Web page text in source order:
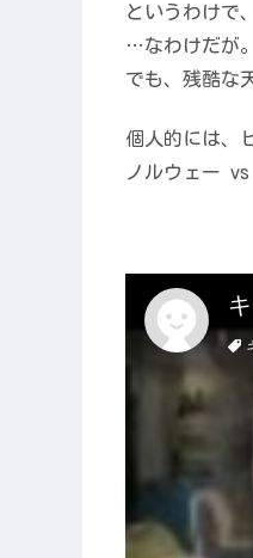
というわけで
…なわけだが
でも、残酷な
個人的には、
ノルウェー